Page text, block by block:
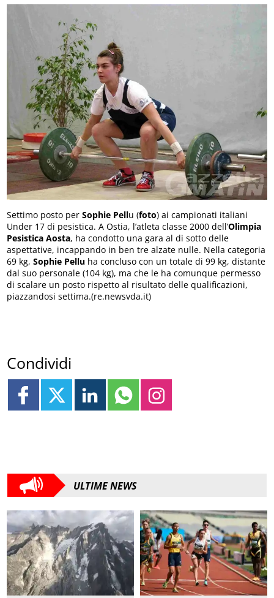
Settimo posto perSophie Pellu (foto) ai campionati italiani
Under 17 di pesistica. A Ostia, l’atleta classe 2000 dell’Olimpia
Pesistica Aosta, ha condotto una gara al di sotto delle
aspettative, incappando in ben tre alzate nulle. Nella categoria
69 kg,Sophie Pellu ha concluso con un totale di 99 kg, distante
dal suo personale (104 kg), ma che le ha comunque permesso
di scalare un posto rispetto al risultato delle qualificazioni,
piazzandosi settima.(re.newsvda.it)
Condividi
ULTIME NEWS